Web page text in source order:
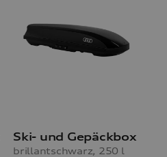
Ski- und Gepäckbox
brillantschwarz, 250 l